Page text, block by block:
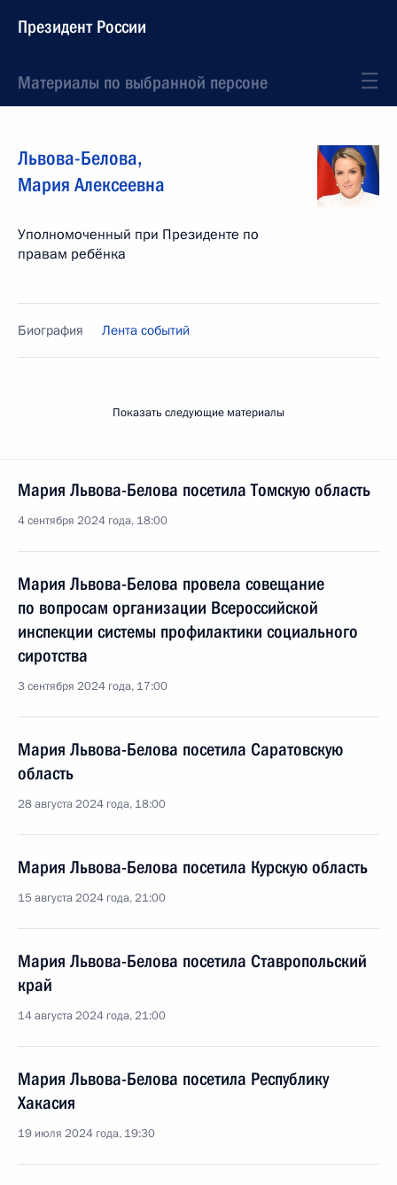
Президент России
Материалы по выбранной персоне
Львова-Белова,
Мария Алексеевна
Уполномоченный при Президенте по
правам ребёнка
Биография Лента событий
Показать следующие материалы
Мария Львова-Белова посетила Томскую область
4 сентября 2024 года, 18:00
Мария Львова-Белова провела совещание
по вопросам организации Всероссийской
инспекции системы профилактики социального
сиротства
3 сентября 2024 года, 17:00
Мария Львова-Белова посетила Саратовскую
область
28 августа 2024 года, 18:00
Мария Львова-Белова посетила Курскую область
15 августа 2024 года, 21:00
Мария Львова-Белова посетила Ставропольский
край
14 августа 2024 года, 21:00
Мария Львова-Белова посетила Республику
Хакасия
19 июля 2024 года, 19:30